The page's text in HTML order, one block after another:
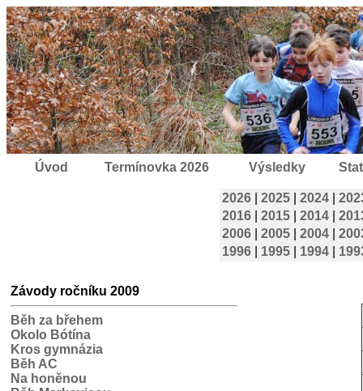
Úvod Termínovka 2026 Výsledky
2026 2025 2024
2016
2015 2014
2006
2005 2004
1996
1995 1994
Závody ročníku 2009
Běh za břehem
Okolo Bótína
Kros gymnázia
Běh AC
Na honěnou